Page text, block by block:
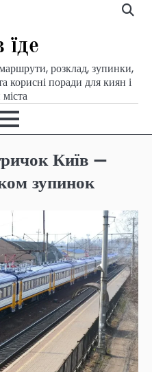
їде
розклад, зупинки,
корисні поради для киян і
Київ —
зупинок